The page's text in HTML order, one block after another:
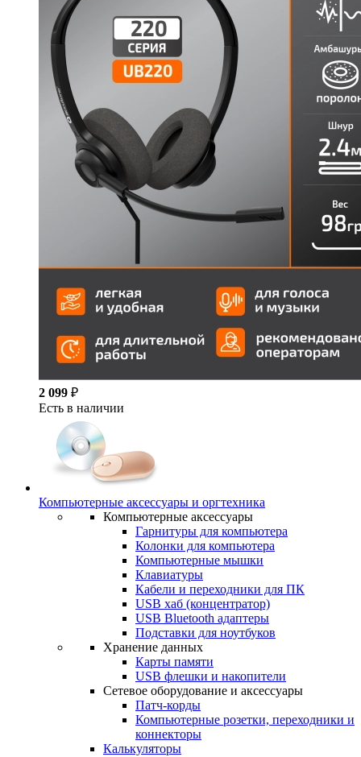
2 099 ₽
Есть в наличии
Компьютерные аксессуары и оргтехника
Компьютерные аксессуары
Гарнитуры для компьютера
Колонки для компьютера
Компьютерные мышки
Клавиатуры
Кабели и переходники для ПК
USB хаб (концентратор)
USB Bluetooth адаптеры
Подставки для ноутбуков
Хранение данных
Карты памяти
USB флешки и накопители
Сетевое оборудование и аксессуары
Патч-корды
Компьютерные розетки, переходники и
коннекторы
Калькуляторы